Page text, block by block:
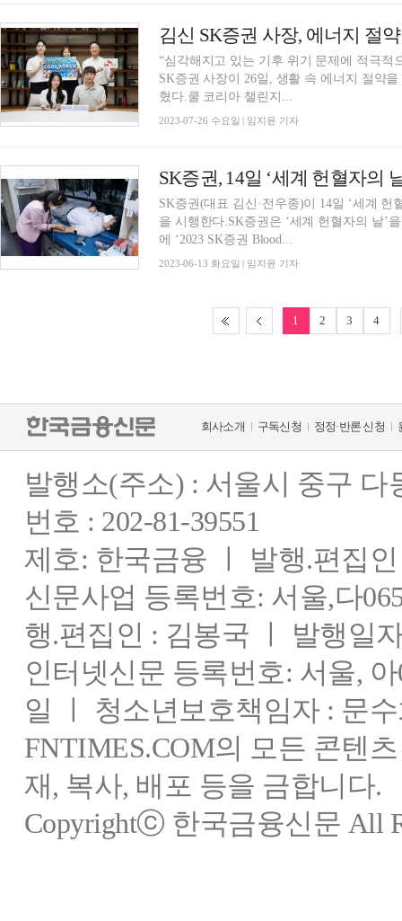
김신 SK증권 사장, 에너지 절
“심각해지고 있는 기후 위기 문제에 적극적
SK증권 사장이 26일, 생활 속 에너지 절약
혔다.쿨 코리아 챌린지...
2023-07-26 수요일 | 임지윤 기자
SK증권, 14일 ‘세계 헌혈자의
SK증권(대표 김신·전우종)이 14일 ‘세계 헌
을 시행한다.SK증권은 ‘세계 헌혈자의 날’
에 ‘2023 SK증권 Blood...
2023-06-13 화요일 | 임지윤 기자
1 2 3 4
회사소개 구독신청 정정·반론 신청
발행소(주소) : 서울시 중구
번호 : 202-81-39551
제호: 한국금융 ㅣ 발행.편집
신문사업 등록번호: 서울,다
행.편집인 : 김봉국 ㅣ 발행일
인터넷신문 등록번호: 서울,
일 ㅣ 청소년보호책임자 : 문
FNTIMES.COM의 모든 콘텐
재, 복사, 배포 등을 금합니다.
Copyrightⓒ 한국금융신문 All